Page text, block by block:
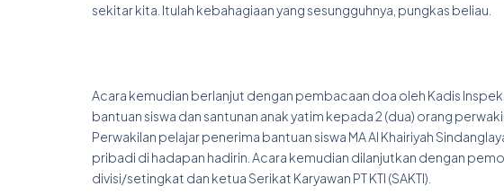
sekitar kita. Itulah kebahagiaan yang sesungguhnya, pungkas beliau.
Acara kemudian berlanjut dengan pembacaan doa oleh Kadis
bantuan siswa dan santunan anak yatim kepada 2 (dua) orang
Perwakilan pelajar penerima bantuan siswa MA Al Khairiyah
pribadi di hadapan hadirin. Acara kemudian dilanjutkan dengan
divisi/setingkat dan ketua Serikat Karyawan PT KTI (SAKTI).